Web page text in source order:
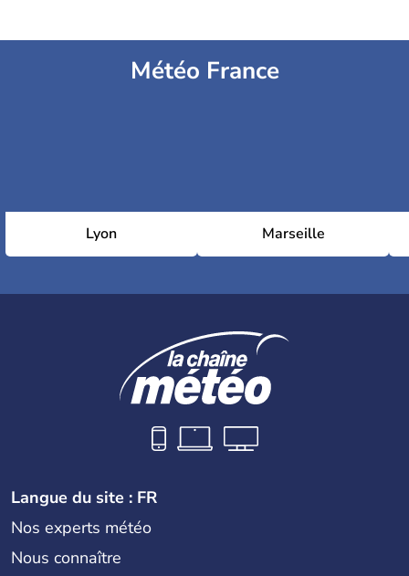
Météo France
Lyon Marseille
Langue du site : FR
Nos experts météo
Nous connaître